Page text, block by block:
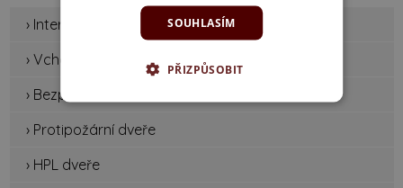
› Interiérové dveře
› Vchodové dveře
› Bezpečnostní dveře
› Protipožární dveře
› HPL dveře
SOUHLASÍM
PŘIZPŮSOBIT